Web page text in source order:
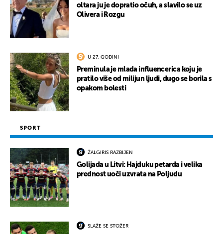
oltara ju je dopratio očuh, a slavilo se uz
Olivera i Rozgu
U 27. GODINI
Preminula je mlada influencerica koju je
pratilo više od milijun ljudi, dugo se borila s
opakom bolesti
SPORT
ŽALGIRIS RAZBIJEN
Golijada u Litvi: Hajduku petarda i velika
prednost uoči uzvrata na Poljudu
SLAŽE SE STOŽER